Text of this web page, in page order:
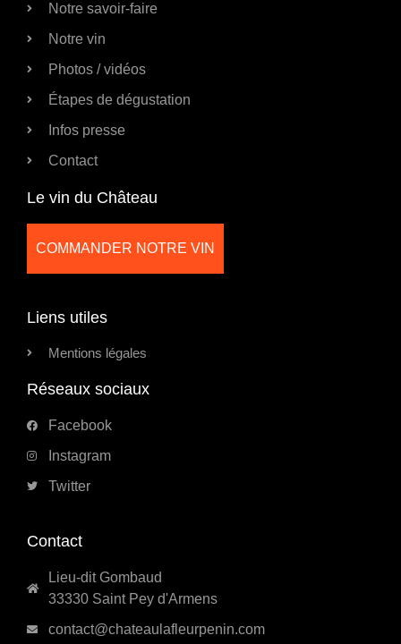
Notre savoir-faire
Notre vin
Photos / vidéos
Étapes de dégustation
Infos presse
Contact
Le vin du Château
COMMANDER NOTRE VIN
Liens utiles
Mentions légales
Réseaux sociaux
Facebook
Instagram
Twitter
Contact
Lieu-dit Gombaud
33330 Saint Pey d'Armens
contact@chateaulafleurpenin.com